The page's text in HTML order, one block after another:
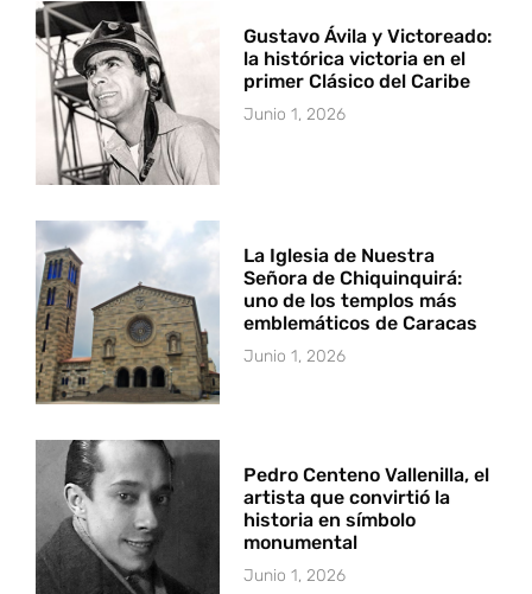
Gustavo Ávila y Victoreado:
la histórica victoria en el
primer Clásico del Caribe
Junio 1, 2026
La Iglesia de Nuestra
Señora de Chiquinquirá:
uno de los templos más
emblemáticos de Caracas
Junio 1, 2026
Pedro Centeno Vallenilla, el
artista que convirtió la
historia en símbolo
monumental
Junio 1, 2026